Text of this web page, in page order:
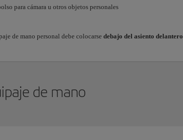
para cámara u otros objetos personales
de mano personal debe colocarse debajo del asiento delantero
de mano